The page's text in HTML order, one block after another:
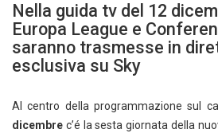
Nella guida tv del 12
Europa League e
saranno trasmesse in
esclusiva su Sky
Al centro della programmazione sul
dicembre c’é la sesta giornata della